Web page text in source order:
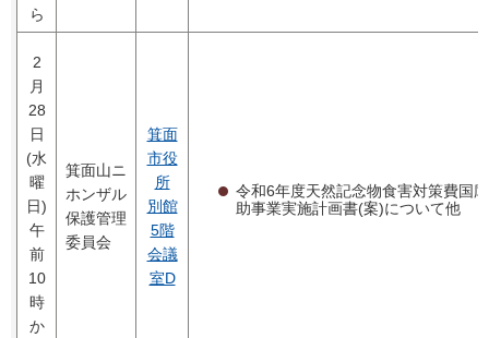
ら
2
月
28
日
(水
曜
日)
午
前
10
時
か
箕面山ニ
ホンザル
保護管理
委員会
箕面
市役
所
別館
5階
会議
室D
令和6年度天然記念物食害対策費国
助事業実施計画書(案)について他